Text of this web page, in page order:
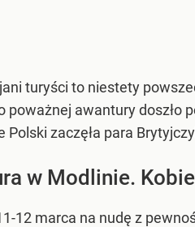
turyści to niestety
poważnej awantury doszło
Polski zaczęła para
w Modlinie.
12 marca na nudę z